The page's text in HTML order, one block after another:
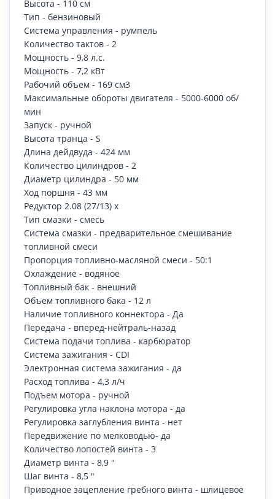
Высота - 110 см
Тип - бензиновый
Система управления - румпель
Количество тактов - 2
Мощность - 9,8 л.с.
Мощность - 7,2 кВт
Рабочий объем - 169 см3
Максимальные обороты двигателя - 5000-6000 об/
мин
Запуск - ручной
Высота транца - S
Длина дейдвуда - 424 мм
Количество цилиндров - 2
Диаметр цилиндра - 50 мм
Ход поршня - 43 мм
Редуктор 2.08 (27/13) х
Тип смазки - смесь
Система смазки - предварительное смешивание
топливной смеси
Пропорция топливно-масляной смеси - 50:1
Охлаждение - водяное
Топливный бак - внешний
Объем топливного бака - 12 л
Наличие топливного коннектора - Да
Передача - вперед-нейтраль-назад
Система подачи топлива - карбюратор
Система зажигания - CDI
Электронная система зажигания - да
Расход топлива - 4,3 л/ч
Подъем мотора - ручной
Регулировка угла наклона мотора - да
Регулировка заглубления винта - нет
Передвижение по мелководью- да
Количество лопостей винта - 3
Диаметр винта - 8,9 "
Шаг винта - 8,5 "
Приводное зацепление гребного винта - шлицевое